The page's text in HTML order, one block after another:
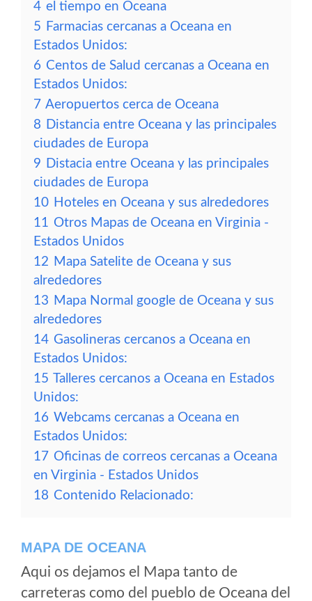
4 el tiempo en Oceana
5 Farmacias cercanas a Oceana en
Estados Unidos:
6 Centos de Salud cercanas a Oceana en
Estados Unidos:
7 Aeropuertos cerca de Oceana
8 Distancia entre Oceana y las principales
ciudades de Europa
9 Distacia entre Oceana y las principales
ciudades de Europa
10 Hoteles en Oceana y sus alrededores
11 Otros Mapas de Oceana en Virginia -
Estados Unidos
12 Mapa Satelite de Oceana y sus
alrededores
13 Mapa Normal google de Oceana y sus
alrededores
14 Gasolineras cercanos a Oceana en
Estados Unidos:
15 Talleres cercanos a Oceana en Estados
Unidos:
16 Webcams cercanas a Oceana en
Estados Unidos:
17 Oficinas de correos cercanas a Oceana
en Virginia - Estados Unidos
18 Contenido Relacionado:
MAPA DE OCEANA
Aqui os dejamos el Mapa tanto de
carreteras como del pueblo de Oceana del